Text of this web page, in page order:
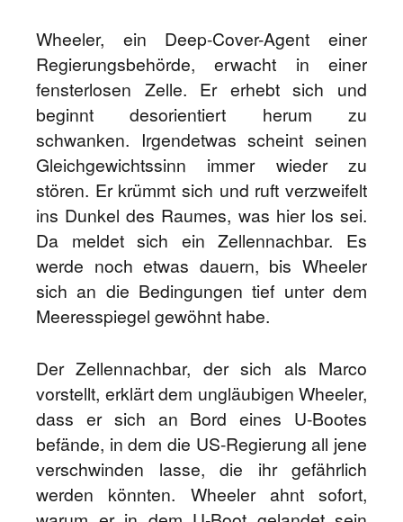
Wheeler, ein Deep-Cover-Agent einer
Regierungsbehörde, erwacht in einer
fensterlosen Zelle. Er erhebt sich und
beginnt desorientiert herum zu
schwanken. Irgendetwas scheint seinen
Gleichgewichtssinn immer wieder zu
stören. Er krümmt sich und ruft verzweifelt
ins Dunkel des Raumes, was hier los sei.
Da meldet sich ein Zellennachbar. Es
werde noch etwas dauern, bis Wheeler
sich an die Bedingungen tief unter dem
Meeresspiegel gewöhnt habe.
Der Zellennachbar, der sich als Marco
vorstellt, erklärt dem ungläubigen Wheeler,
dass er sich an Bord eines U-Bootes
befände, in dem die US-Regierung all jene
verschwinden lasse, die ihr gefährlich
werden könnten. Wheeler ahnt sofort,